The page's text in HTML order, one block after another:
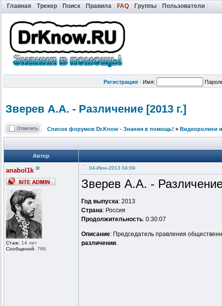
Главная Трекер Поиск Правила FAQ Группы Пользователи
Регистрация · Имя:
Зверев А.А. - Различение [2013 г.]
Список форумов Dr.Know - Знания в помощь! » Видеоролики
Автор
anabol1k ®
Стаж: 14 лет
Сообщений: 766
04-Июн-2013 04:09
Зверев А.А. -
Год выпуска: 2013
Страна: Россия
Продолжительность: 0:30:07
Описание: Председатель правления
различении.